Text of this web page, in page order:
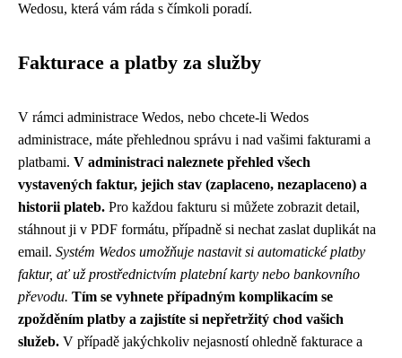
Wedosu, která vám ráda s čímkoli poradí.
Fakturace a platby za služby
V rámci administrace Wedos, nebo chcete-li Wedos
administrace, máte přehlednou správu i nad vašimi fakturami a
platbami. V administraci naleznete přehled všech
vystavených faktur, jejich stav (zaplaceno, nezaplaceno) a
historii plateb. Pro každou fakturu si můžete zobrazit detail,
stáhnout ji v PDF formátu, případně si nechat zaslat duplikát na
email. Systém Wedos umožňuje nastavit si automatické platby
faktur, ať už prostřednictvím platební karty nebo bankovního
převodu. Tím se vyhnete případným komplikacím se
zpožděním platby a zajistíte si nepřetržitý chod vašich
služeb. V případě jakýchkoliv nejasností ohledně fakturace a